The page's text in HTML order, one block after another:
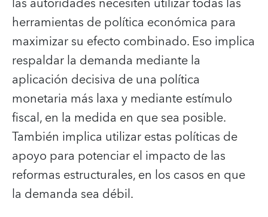
herramientas de política económica para
maximizar su efecto combinado. Eso implica
respaldar la demanda mediante la
aplicación decisiva de una política
monetaria más laxa y mediante estímulo
fiscal, en la medida en que sea posible.
También implica utilizar estas políticas de
apoyo para potenciar el impacto de las
reformas estructurales, en los casos en que
la demanda sea débil.